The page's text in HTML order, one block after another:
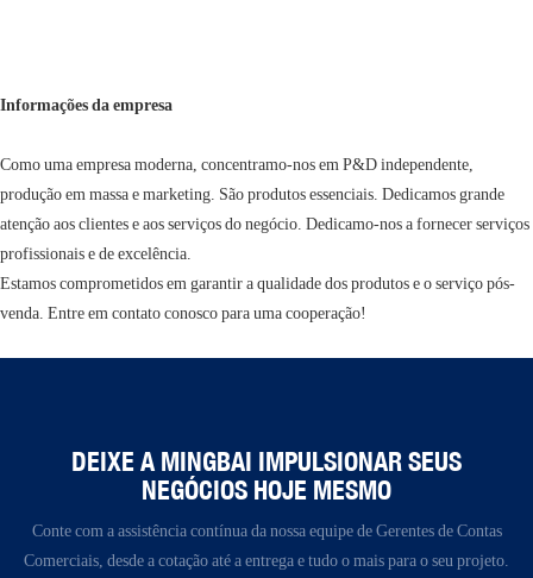
Informações da empresa
Como uma empresa moderna, concentramo-nos em P&D independente,
produção em massa e marketing. São produtos essenciais. Dedicamos grande
atenção aos clientes e aos serviços do negócio. Dedicamo-nos a fornecer serviços
profissionais e de excelência.
Estamos comprometidos em garantir a qualidade dos produtos e o serviço pós-
venda. Entre em contato conosco para uma cooperação!
DEIXE A MINGBAI IMPULSIONAR SEUS
NEGÓCIOS HOJE MESMO
Conte com a assistência contínua da nossa equipe de Gerentes de Contas
Comerciais, desde a cotação até a entrega e tudo o mais para o seu projeto.